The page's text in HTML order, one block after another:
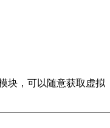
块，可以随意获取虚拟